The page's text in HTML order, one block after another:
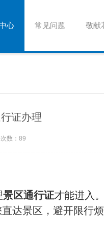
心 常见问题 敬献
证办理
数：89
景区通行证‌才能进入。‌
直达景区，避开限行烦